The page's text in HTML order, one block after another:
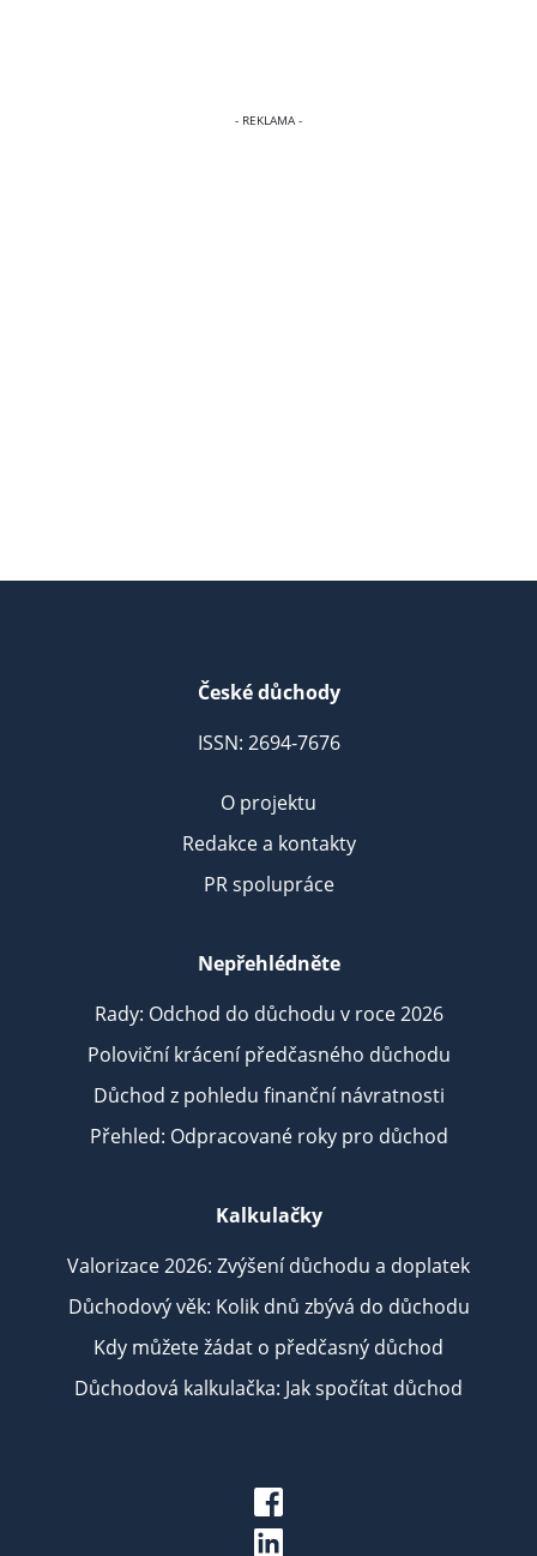
České důchody
ISSN: 2694-7676
O projektu
Redakce a kontakty
PR spolupráce
Nepřehlédněte
Rady: Odchod do důchodu v roce 2026
Poloviční krácení předčasného důchodu
Důchod z pohledu finanční návratnosti
Přehled: Odpracované roky pro důchod
Kalkulačky
Valorizace 2026: Zvýšení důchodu a doplatek
Důchodový věk: Kolik dnů zbývá do důchodu
Kdy můžete žádat o předčasný důchod
Důchodová kalkulačka: Jak spočítat důchod